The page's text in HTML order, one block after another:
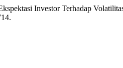
Investor Terhadap